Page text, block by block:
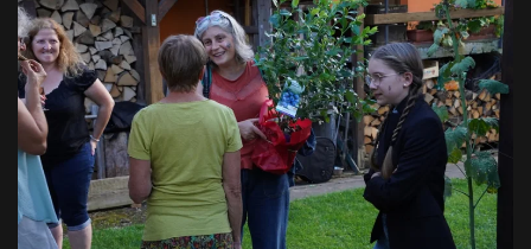
VOIR EN GRAND